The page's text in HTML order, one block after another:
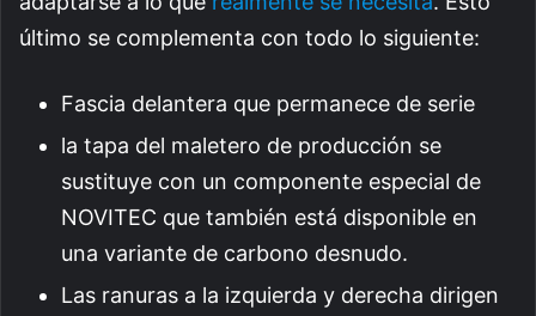
último se complementa con todo lo siguiente:
Fascia delantera que permanece de serie
la tapa del maletero de producción se
sustituye con un componente especial de
NOVITEC que también está disponible en
una variante de carbono desnudo.
Las ranuras a la izquierda y derecha dirigen